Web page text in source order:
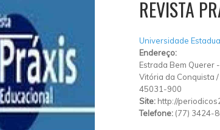
REVISTA
Universidade
Endereço:
Estrada Bem Querer-
Vitória da Conquista /
45031-900
Site: http://
Telefone: (77) 3424-